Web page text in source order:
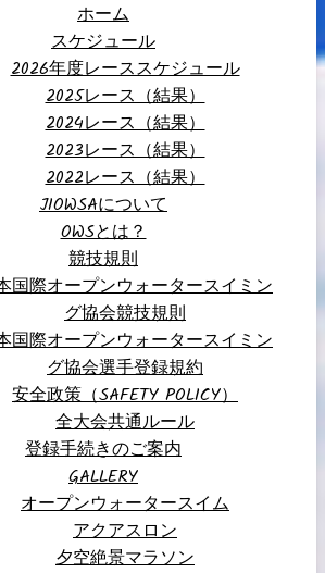
ホーム
スケジュール
2026年度レーススケジュール
2025レース（結果）
2024レース（結果）
2023レース（結果）
2022レース（結果）
JIOWSAについて
OWSとは？
競技規則
国際オープンウォータースイミン
グ協会競技規則
国際オープンウォータースイミン
グ協会選手登録規約
安全政策（SAFETY POLICY）
全大会共通ルール
登録手続きのご案内
GALLERY
オープンウォータースイム
アクアスロン
夕空絶景マラソン